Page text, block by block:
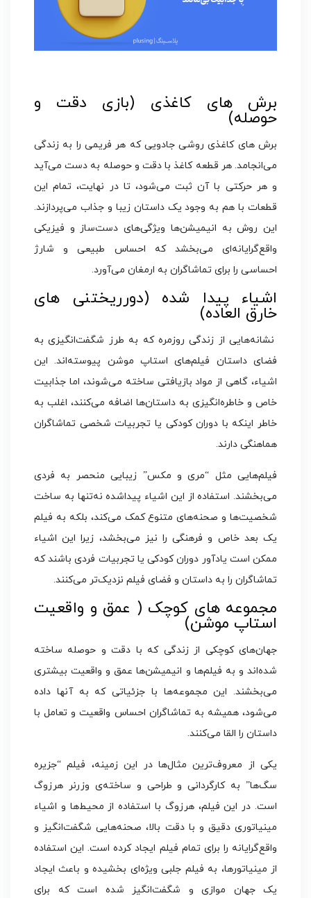
برش‌ های کاغذی (بازی دقت و
حوصله)
برش های کاغذی روشی جادویی که هر فریمی را به زندگی
می‌انجامد. هر قطعه کاغذ با دقت و حوصله به دست می‌آید
و هر حرکتی با آن ثبت می‌شود، تا در نهایت، تمام این
قطعات با هم به وجود یک داستان زیبا و جذاب می‌پردازند.
این روش به انیمیشن‌ها ویژگی‌های دست‌ساز و فیزیکی
واقع‌گرایانه‌ای می‌بخشد که احساس طبیعی و شارژ
احساسی را برای تماشاگران به ارمغان می‌آورد.
اشیاء پیدا شده (دور‌ریختنی های
خارق العاده)
نشانه‌هایی از زندگی روزمره که به طرز شگفت‌انگیزی به
فضای داستان فیلم‌های استاپ موشن پیوسته‌اند. این
اشیاء، گاهی از مواد بازیافتی ساخته می‌شوند، اما جذابیت
خاص و خاطره‌انگیزی به داستان‌ها اضافه می‌کنند، اغلب به
خاطر اینکه با دوران کودکی یا تجربیات شخصی تماشاگران
هماهنگی دارند.
فیلم‌هایی مثل “مری و مکس” زیبایی منحصر به فردی
می‌بخشند. استفاده از این اشیاء پیداشده نه‌تنها به ساخت
شخصیت‌ها و صحنه‌های متنوع کمک می‌کند، بلکه به فیلم
یک بعد خاص و فرهنگی را نیز می‌بخشد، زیرا این اشیاء
ممکن است یادآور دوران کودکی یا تجربیات فردی باشند که
تماشاگران را به داستان و فضای فیلم نزدیک‌تر می‌کنند.
مجموعه‌ های کوچک ( عمق و واقعیت
استاپ موشن)
جهان‌های کوچکی از زندگی که با دقت و حوصله ساخته
شده‌اند و به فیلم‌ها و انیمیشن‌ها عمق و واقعیت بیشتری
می‌بخشند. این مجموعه‌ها با جزئیاتی که به آنها داده
می‌شود، همیشه به تماشاگران احساس واقعیت و تعامل با
داستان را القا می‌کنند.
یکی از معروف‌ترین مثال‌ها در این زمینه، فیلم “جزیره
سگ‌ها” به کارگردانی و طراحی و ساخته‌ی وزرنر هرزوگ
است. در این فیلم، هرزوگ با استفاده از محیط‌ها و اشیاء
مینیاتوری دقیق و با دقت بالا، صحنه‌هایی شگفت‌انگیز و
واقع‌گرایانه را برای تمام فیلم ایجاد کرده است. این استفاده
از مینیاتورها، به فیلم جلبی ویژه‌ای بخشیده و باعث ایجاد
یک جهان موازی و شگفت‌انگیز شده است که برای